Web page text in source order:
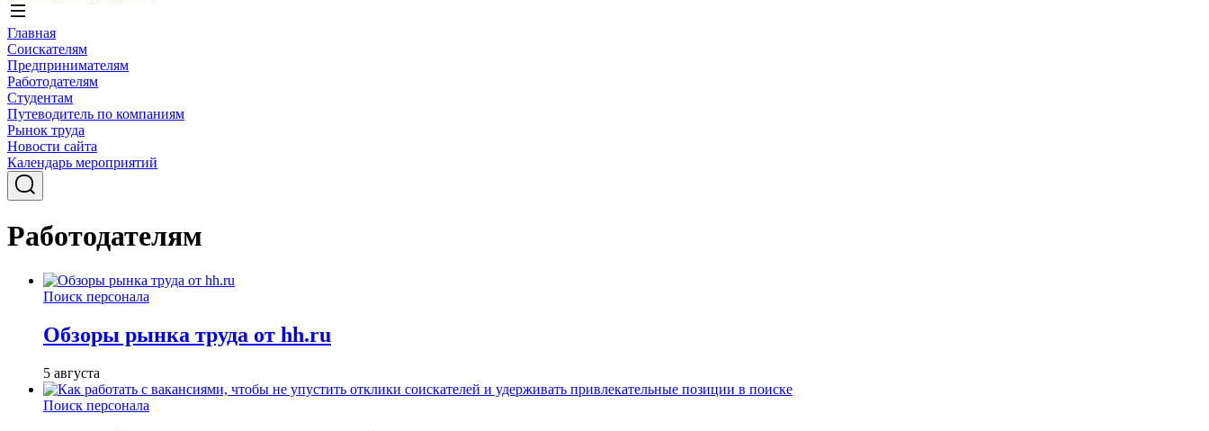
Главная
Соискателям
Предпринимателям
Работодателям
Студентам
Путеводитель по компаниям
Рынок труда
Новости сайта
Календарь мероприятий
Работодателям
Поиск персонала
Обзоры рынка труда от hh.ru
5 августа
Поиск персонала